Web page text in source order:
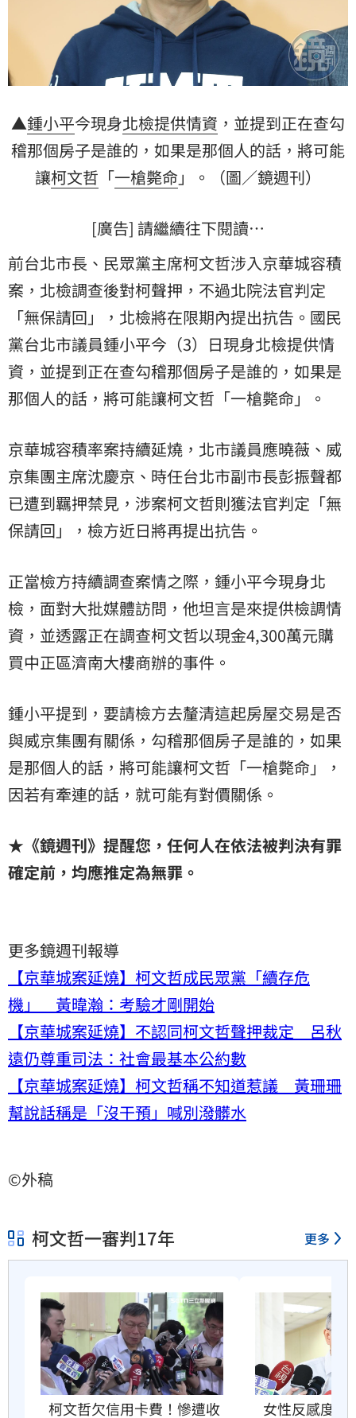
▲鍾小平今現身北檢提供情資 ，並提到正在查勾
稽那個房子是誰的，如果是那個人的話，將可能
讓柯文哲 「一槍斃命 」。（圖／鏡週刊）
[廣告] 請繼續往下閱讀…
前台北市長、民眾黨主席柯文哲涉入京華城容積
案，北檢調查後對柯聲押，不過北院法官判定
「無保請回」，北檢將在限期內提出抗告。國民
黨台北市議員鍾小平今（3）日現身北檢提供情
資，並提到正在查勾稽那個房子是誰的，如果是
那個人的話，將可能讓柯文哲「一槍斃命」。
京華城容積率案持續延燒，北市議員應曉薇、威
京集團主席沈慶京、時任台北市副市長彭振聲都
已遭到羈押禁見，涉案柯文哲則獲法官判定「無
保請回」，檢方近日將再提出抗告。
正當檢方持續調查案情之際，鍾小平今現身北
檢，面對大批媒體訪問，他坦言是來提供檢調情
資，並透露正在調查柯文哲以現金4,300萬元購
買中正區濟南大樓商辦的事件。
鍾小平提到，要請檢方去釐清這起房屋交易是否
與威京集團有關係，勾稽那個房子是誰的，如果
是那個人的話，將可能讓柯文哲「一槍斃命」，
因若有牽連的話，就可能有對價關係。
★《鏡週刊》提醒您，任何人在依法被判決有罪
確定前，均應推定為無罪。
更多鏡週刊報導
【京華城案延燒】柯文哲成民眾黨「續存危
機」 黃暐瀚：考驗才剛開始
【京華城案延燒】不認同柯文哲聲押裁定 呂秋
遠仍尊重司法：社會最基本公約數
【京華城案延燒】柯文哲稱不知道惹議 黃珊珊
幫說話稱是「沒干預」喊別潑髒水
©外稿
柯文哲一審判17年 更多
柯文哲欠信用卡費！慘遭收 女性反感度破